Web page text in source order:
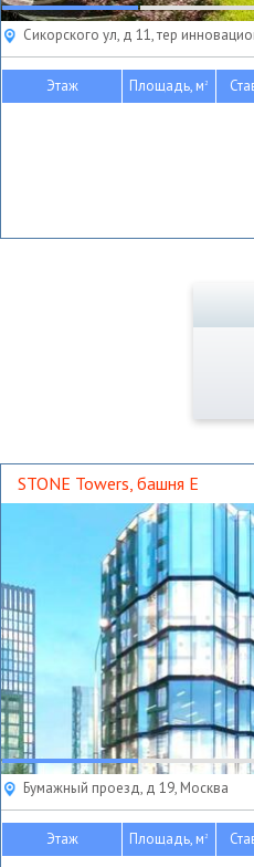
Сикорского ул, д 11, тер
Этаж Площадь, м2
STONE Towers, башня Е
Бумажный проезд, д 19, Москва
Этаж Площадь, м2